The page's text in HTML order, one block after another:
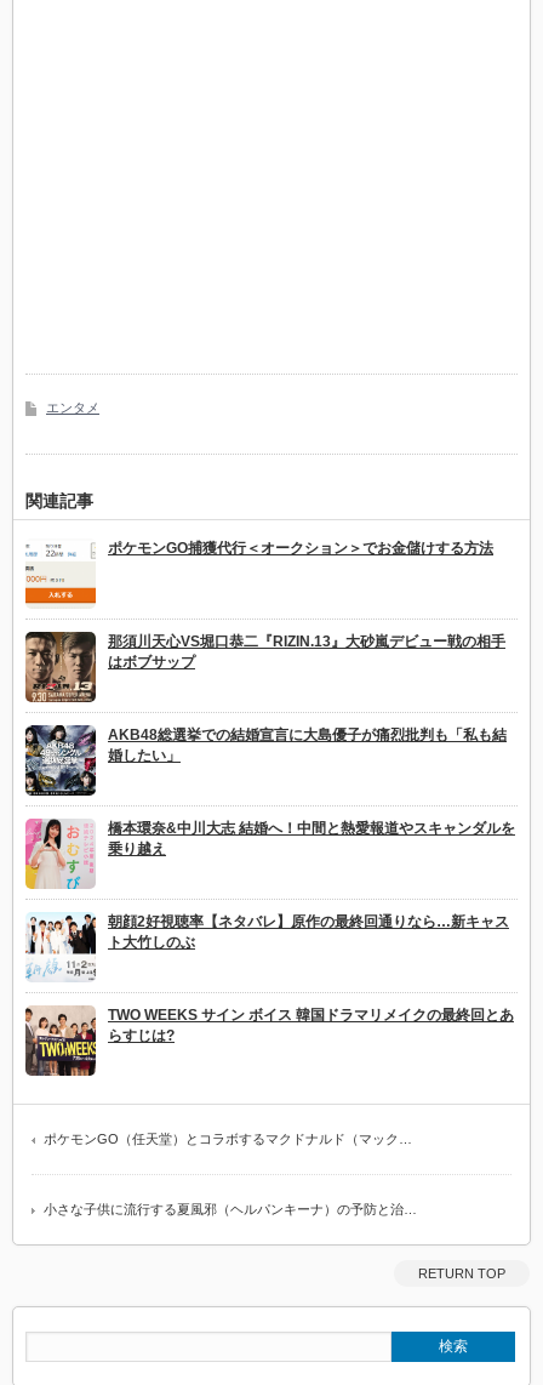
エンタメ
関連記事
ポケモンGO捕獲代行＜オークション＞でお金儲けする方法
那須川天心VS堀口恭二『RIZIN.13』大砂嵐デビュー戦の相手
はボブサップ
AKB48総選挙での結婚宣言に大島優子が痛烈批判も「私も結
婚したい」
橋本環奈&中川大志 結婚へ！中間と熱愛報道やスキャンダルを
乗り越え
朝顔2好視聴率【ネタバレ】原作の最終回通りなら…新キャス
ト大竹しのぶ
TWO WEEKS サイン ボイス 韓国ドラマリメイクの最終回とあ
らすじは?
ポケモンGO（任天堂）とコラボするマクドナルド（マック…
小さな子供に流行する夏風邪（ヘルパンキーナ）の予防と治…
RETURN TOP